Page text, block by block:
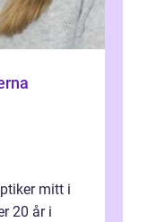
mitt i
20 år i